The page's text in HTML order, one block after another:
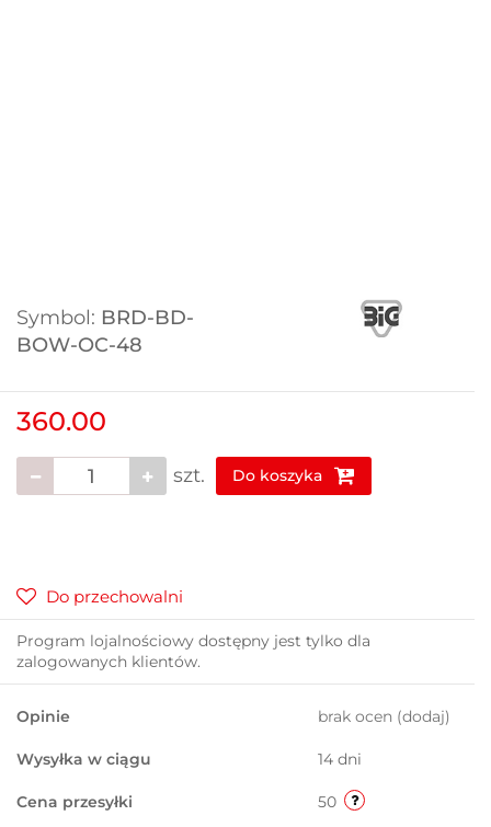
Symbol: BRD-BD-
BOW-OC-48
360.00
szt. Do koszyka
Do przechowalni
Program lojalnościowy dostępny jest tylko dla
zalogowanych klientów.
Opinie brak ocen (dodaj)
Wysyłka w ciągu 14 dni
Cena przesyłki 50